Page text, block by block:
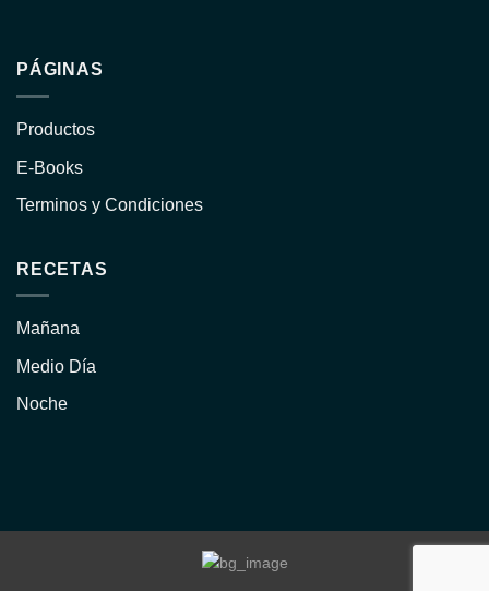
PÁGINAS
Productos
E-Books
Terminos y Condiciones
RECETAS
Mañana
Medio Día
Noche